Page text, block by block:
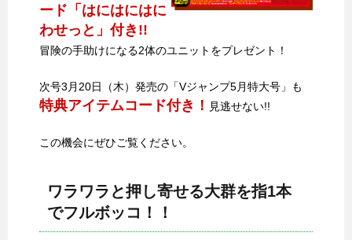
ード「はにはにはに
わせっと」付き!!
冒険の手助けになる2体のユニットをプレゼント！
次号3月20日（木）発売の「Vジャンプ5月特大号」も
特典アイテムコード付き！ 見逃せない!!
この機会にぜひご覧ください。
ワラワラと押し寄せる大群を指1本
でフルボッコ！！